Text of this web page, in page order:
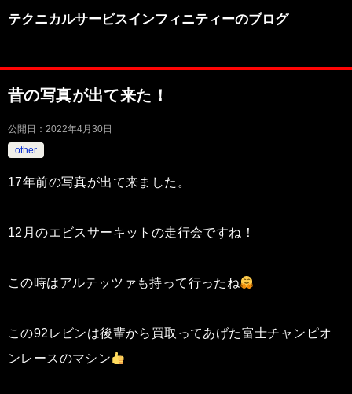
テクニカルサービスインフィニティーのブログ
昔の写真が出て来た！
公開日： 2022年4月30日
other
17年前の写真が出て来ました。
12月のエビスサーキットの走行会ですね！
この時はアルテッツァも持って行ったね
この92レビンは後輩から買取ってあげた富士チャンピオ
ンレースのマシン